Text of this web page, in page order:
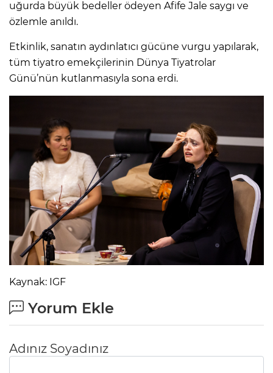
uğurda büyük bedeller ödeyen Afife Jale saygı ve
özlemle anıldı.
Etkinlik, sanatın aydınlatıcı gücüne vurgu yapılarak,
tüm tiyatro emekçilerinin Dünya Tiyatrolar
Günü’nün kutlanmasıyla sona erdi.
Kaynak: IGF
Yorum Ekle
Adınız Soyadınız